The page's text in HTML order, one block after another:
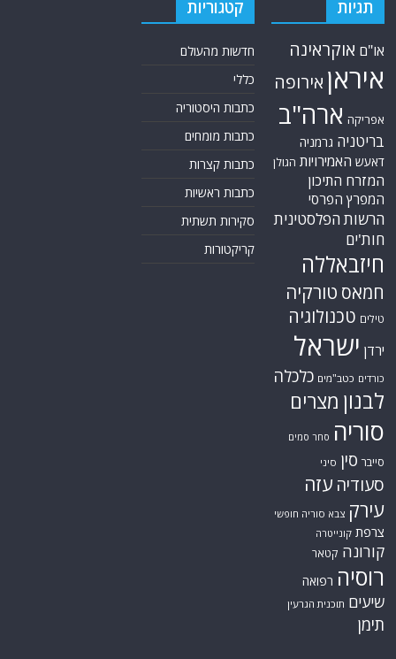
תגיות
או"ם אוקראינה
איראן אירופה
אפריקה ארה"ב
בריטניה גרמניה
דאעש האמירויות הגולן
המזרח התיכון
המפרץ הפרסי
הרשות הפלסטינית
חות'ים
חיזבאללה
חמאס טורקיה
טילים טכנולוגיה
ירדן ישראל
כורדים כטב"מים כלכלה
לבנון מצרים
סוריה סחר סמים
סייבר סין סיני
סעודיה עזה
עירק צבא סוריה חופשי
צרפת קונייטרה
קורונה קטאר
רוסיה רפואה
שיעים תוכנית הגרעין
תימן
קטגוריות
חדשות מהעולם
כללי
כתבות היסטוריה
כתבות מומחים
כתבות קצרות
כתבות ראשיות
סקירות תשתית
קריקטורות